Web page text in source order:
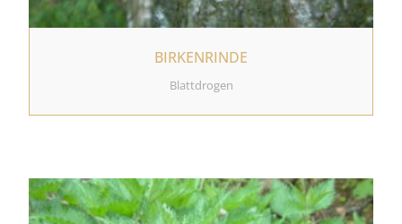
BIRKENRINDE
Blattdrogen